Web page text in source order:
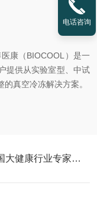
康（BIOCOOL）是一
提供从实验室型、中试
真空冷冻解决方案。
会议预告：2023年8月全国大健康行业专家级冻干研讨会
电话咨询